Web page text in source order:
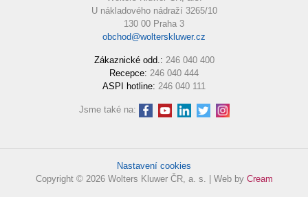
U nákladového nádraží 3265/10
130 00 Praha 3
obchod@wolterskluwer.cz
Zákaznické odd.: 246 040 400
Recepce: 246 040 444
ASPI hotline: 246 040 111
Jsme také na:
Nastavení cookies
Copyright © 2026 Wolters Kluwer ČR, a. s. | Web by Cream